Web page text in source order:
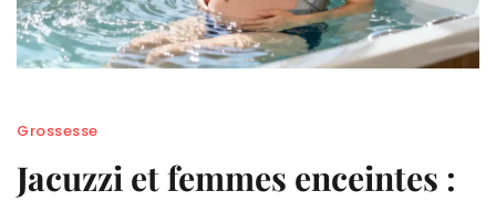
Grossesse
Jacuzzi et femmes enceintes :